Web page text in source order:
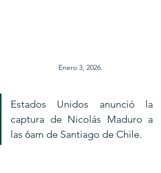
Enero 3, 2026.
Estados Unidos anunció la
captura de Nicolás Maduro a
las 6am de Santiago de Chile.